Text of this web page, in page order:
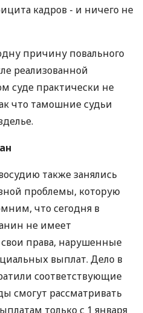
кадров - и ничего не
причину повального
реализованной
суде практически не
что тамошние судьи
также занялись
проблемы, которую
что сегодня в
не имеет
права, нарушенные
выплат. Дело в
соответствующие
смогут рассматривать
только с 1 января